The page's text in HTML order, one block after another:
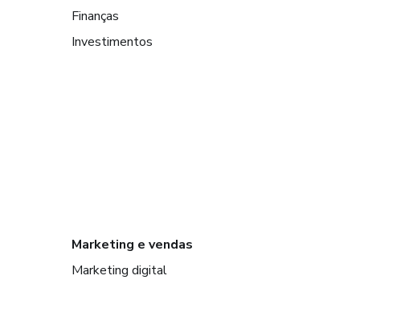
Finanças
Investimentos
Marketing e vendas
Marketing digital